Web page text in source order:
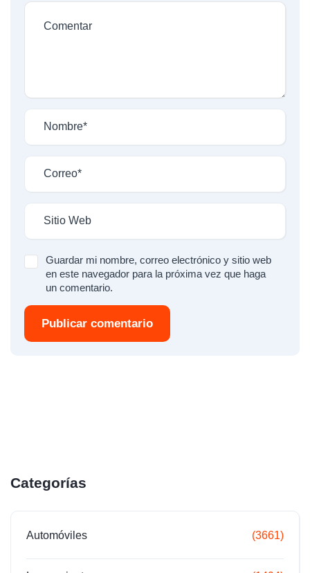
Guardar mi nombre, correo electrónico y sitio web
en este navegador para la próxima vez que haga
un comentario.
Publicar comentario
Categorías
Automóviles (3661)